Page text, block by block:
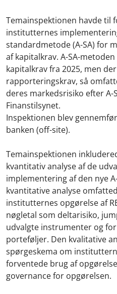
Temainspektionen havde til
institutternes
standardmetode (A-SA) for
af kapitalkrav. A-SA-
kapitalkrav fra 2025, men
rapporteringskrav, så
deres markedsrisiko efter
Finanstilsynet.
Inspektionen blev
banken (off-site).
Temainspektionen
kvantitativ analyse af de
implementering af den nye
kvantitative analyse
institutternes opgørelse af
nøgletal som deltarisiko,
udvalgte instrumenter og
porteføljer. Den kvalitative
spørgeskema om
forventede brug af
governance for opgørelsen.